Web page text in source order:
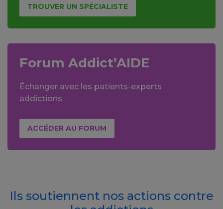
TROUVER UN SPÉCIALISTE
Forum Addict’AIDE
Échanger avec les patients-experts
addictions
ACCÉDER AU FORUM
Ils soutiennent nos actions contre